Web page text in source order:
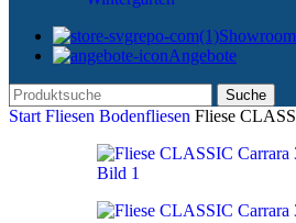
Showroom
Angebote
Suche
Start Fliesen Bodenfliesen Fliese